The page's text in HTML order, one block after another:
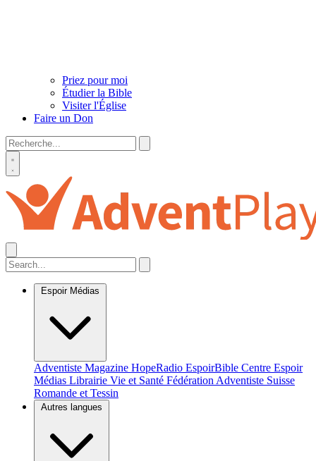
Priez pour moi
Étudier la Bible
Visiter l'Église
Faire un Don
Espoir Médias
Adventiste Magazine HopeRadio EspoirBible Centre Espoir
Médias Librairie Vie et Santé Fédération Adventiste Suisse
Romande et Tessin
Autres langues